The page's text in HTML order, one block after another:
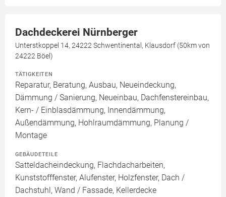
Dachdeckerei Nürnberger
Unterstkoppel 14, 24222 Schwentinental, Klausdorf (50km von
24222 Böel)
TÄTIGKEITEN
Reparatur, Beratung, Ausbau, Neueindeckung,
Dämmung / Sanierung, Neueinbau, Dachfenstereinbau,
Kern- / Einblasdämmung, Innendämmung,
Außendämmung, Hohlraumdämmung, Planung /
Montage
GEBÄUDETEILE
Satteldacheindeckung, Flachdacharbeiten,
Kunststofffenster, Alufenster, Holzfenster, Dach /
Dachstuhl, Wand / Fassade, Kellerdecke